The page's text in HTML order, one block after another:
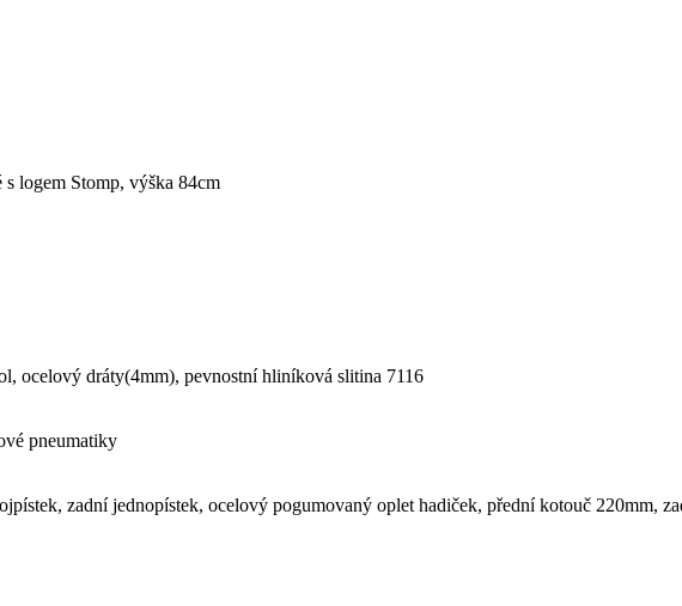
logem Stomp, výška 84cm
ocelový dráty(4mm), pevnostní hliníková slitina 7116
pneumatiky
zadní jednopístek, ocelový pogumovaný oplet hadiček, přední kotouč 220mm,